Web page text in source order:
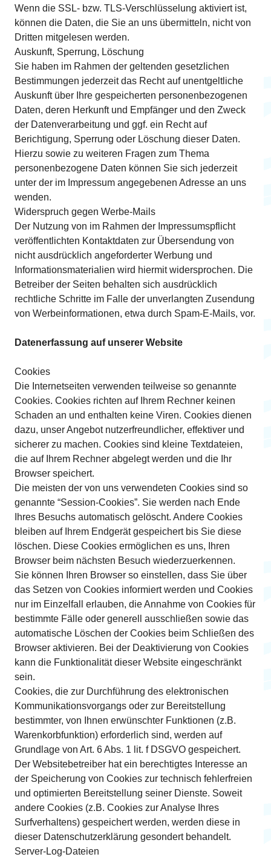
Wenn die SSL- bzw. TLS-Verschlüsselung aktiviert ist,
können die Daten, die Sie an uns übermitteln, nicht von
Dritten mitgelesen werden.
Auskunft, Sperrung, Löschung
Sie haben im Rahmen der geltenden gesetzlichen
Bestimmungen jederzeit das Recht auf unentgeltliche
Auskunft über Ihre gespeicherten personenbezogenen
Daten, deren Herkunft und Empfänger und den Zweck
der Datenverarbeitung und ggf. ein Recht auf
Berichtigung, Sperrung oder Löschung dieser Daten.
Hierzu sowie zu weiteren Fragen zum Thema
personenbezogene Daten können Sie sich jederzeit
unter der im Impressum angegebenen Adresse an uns
wenden.
Widerspruch gegen Werbe-Mails
Der Nutzung von im Rahmen der Impressumspflicht
veröffentlichten Kontaktdaten zur Übersendung von
nicht ausdrücklich angeforderter Werbung und
Informationsmaterialien wird hiermit widersprochen. Die
Betreiber der Seiten behalten sich ausdrücklich
rechtliche Schritte im Falle der unverlangten Zusendung
von Werbeinformationen, etwa durch Spam-E-Mails, vor.
Datenerfassung auf unserer Website
Cookies
Die Internetseiten verwenden teilweise so genannte
Cookies. Cookies richten auf Ihrem Rechner keinen
Schaden an und enthalten keine Viren. Cookies dienen
dazu, unser Angebot nutzerfreundlicher, effektiver und
sicherer zu machen. Cookies sind kleine Textdateien,
die auf Ihrem Rechner abgelegt werden und die Ihr
Browser speichert.
Die meisten der von uns verwendeten Cookies sind so
genannte “Session-Cookies”. Sie werden nach Ende
Ihres Besuchs automatisch gelöscht. Andere Cookies
bleiben auf Ihrem Endgerät gespeichert bis Sie diese
löschen. Diese Cookies ermöglichen es uns, Ihren
Browser beim nächsten Besuch wiederzuerkennen.
Sie können Ihren Browser so einstellen, dass Sie über
das Setzen von Cookies informiert werden und Cookies
nur im Einzelfall erlauben, die Annahme von Cookies für
bestimmte Fälle oder generell ausschließen sowie das
automatische Löschen der Cookies beim Schließen des
Browser aktivieren. Bei der Deaktivierung von Cookies
kann die Funktionalität dieser Website eingeschränkt
sein.
Cookies, die zur Durchführung des elektronischen
Kommunikationsvorgangs oder zur Bereitstellung
bestimmter, von Ihnen erwünschter Funktionen (z.B.
Warenkorbfunktion) erforderlich sind, werden auf
Grundlage von Art. 6 Abs. 1 lit. f DSGVO gespeichert.
Der Websitebetreiber hat ein berechtigtes Interesse an
der Speicherung von Cookies zur technisch fehlerfreien
und optimierten Bereitstellung seiner Dienste. Soweit
andere Cookies (z.B. Cookies zur Analyse Ihres
Surfverhaltens) gespeichert werden, werden diese in
dieser Datenschutzerklärung gesondert behandelt.
Server-Log-Dateien